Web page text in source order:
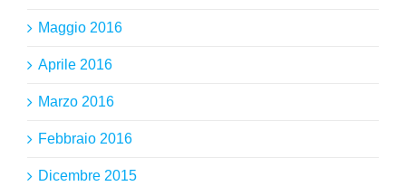
Maggio 2016
Aprile 2016
Marzo 2016
Febbraio 2016
Dicembre 2015